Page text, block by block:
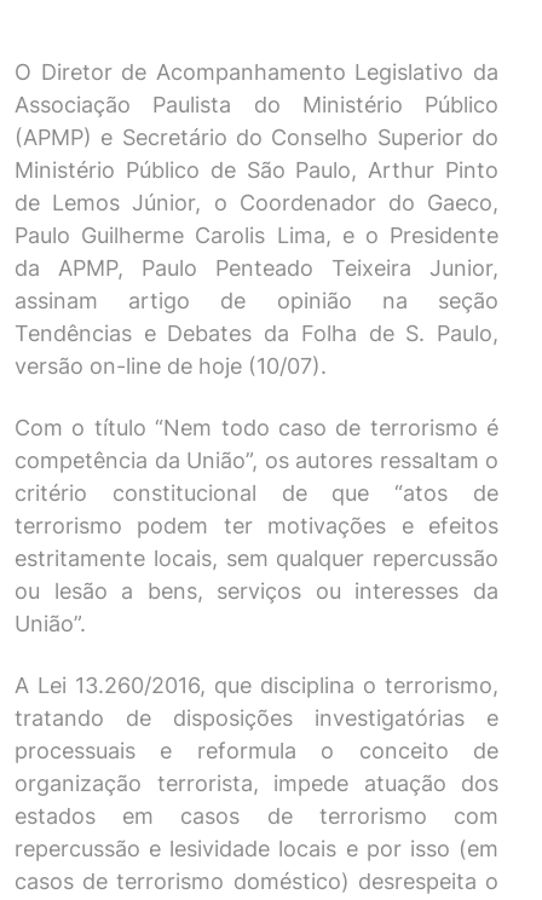
O Diretor de Acompanhamento Legislativo da
Associação Paulista do Ministério Público
(APMP) e Secretário do Conselho Superior do
Ministério Público de São Paulo, Arthur Pinto
de Lemos Júnior, o Coordenador do Gaeco,
Paulo Guilherme Carolis Lima, e o Presidente
da APMP, Paulo Penteado Teixeira Junior,
assinam artigo de opinião na seção
Tendências e Debates da Folha de S. Paulo,
versão on-line de hoje (10/07).
Com o título “Nem todo caso de terrorismo é
competência da União”, os autores ressaltam o
critério constitucional de que “atos de
terrorismo podem ter motivações e efeitos
estritamente locais, sem qualquer repercussão
ou lesão a bens, serviços ou interesses da
União”.
A Lei 13.260/2016, que disciplina o terrorismo,
tratando de disposições investigatórias e
processuais e reformula o conceito de
organização terrorista, impede atuação dos
estados em casos de terrorismo com
repercussão e lesividade locais e por isso (em
casos de terrorismo doméstico) desrespeita o